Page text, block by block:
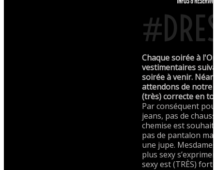
Chaque soirée à
vestimentaires
soirée à venir.
attendons de notre
(très) correcte en
Par conséquent
jeans, pas de
chemise est
pas de pantalon
une jupe.
plus sexy
sexy est (TRÈS)